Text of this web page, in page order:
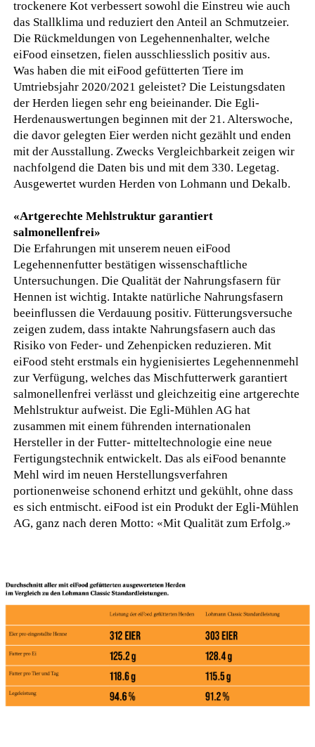
trockenere Kot verbessert sowohl die Einstreu wie auch
das Stallklima und reduziert den Anteil an Schmutzeier.
Die Rückmeldungen von Legehennenhalter, welche
eiFood einsetzen, fielen ausschliesslich positiv aus.
Was haben die mit eiFood gefütterten Tiere im
Umtriebsjahr 2020/2021 geleistet? Die Leistungsdaten
der Herden liegen sehr eng beieinander. Die Egli-
Herdenauswertungen beginnen mit der 21. Alterswoche,
die davor gelegten Eier werden nicht gezählt und enden
mit der Ausstallung. Zwecks Vergleichbarkeit zeigen wir
nachfolgend die Daten bis und mit dem 330. Legetag.
Ausgewertet wurden Herden von Lohmann und Dekalb.
«Artgerechte Mehlstruktur garantiert
salmonellenfrei»
Die Erfahrungen mit unserem neuen eiFood
Legehennenfutter bestätigen wissenschaftliche
Untersuchungen. Die Qualität der Nahrungsfasern für
Hennen ist wichtig. Intakte natürliche Nahrungsfasern
beeinflussen die Verdauung positiv. Fütterungsversuche
zeigen zudem, dass intakte Nahrungsfasern auch das
Risiko von Feder- und Zehenpicken reduzieren. Mit
eiFood steht erstmals ein hygienisiertes Legehennenmehl
zur Verfügung, welches das Mischfutterwerk garantiert
salmonellenfrei verlässt und gleichzeitig eine artgerechte
Mehlstruktur aufweist. Die Egli-Mühlen AG hat
zusammen mit einem führenden internationalen
Hersteller in der Futter- mitteltechnologie eine neue
Fertigungstechnik entwickelt. Das als eiFood benannte
Mehl wird im neuen Herstellungsverfahren
portionenweise schonend erhitzt und gekühlt, ohne dass
es sich entmischt. eiFood ist ein Produkt der Egli-Mühlen
AG, ganz nach deren Motto: «Mit Qualität zum Erfolg.»